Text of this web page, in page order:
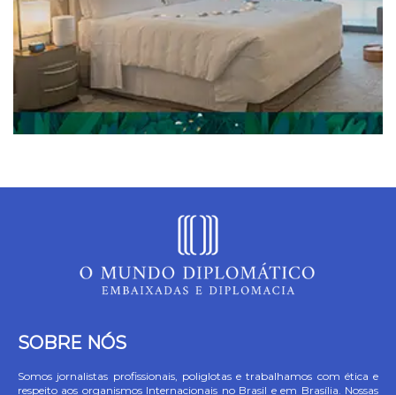
SOBRE NÓS
Somos jornalistas profissionais, poliglotas e trabalhamos com ética e
respeito aos organismos Internacionais no Brasil e em Brasília. Nossas